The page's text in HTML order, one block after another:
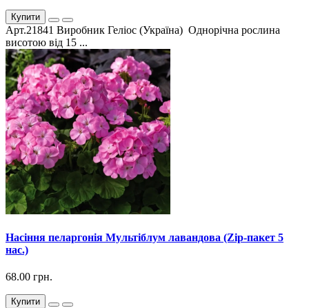
Купити
Арт.21841 Виробник Геліос (Україна) Однорічна рослина
висотою від 15 ...
Насіння пеларгонія Мультіблум лавандова (Zip-пакет 5
нас.)
68.00 грн.
Купити